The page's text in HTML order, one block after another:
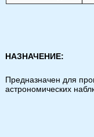
НАЗНАЧЕНИЕ:
Предназначен для
астрономических